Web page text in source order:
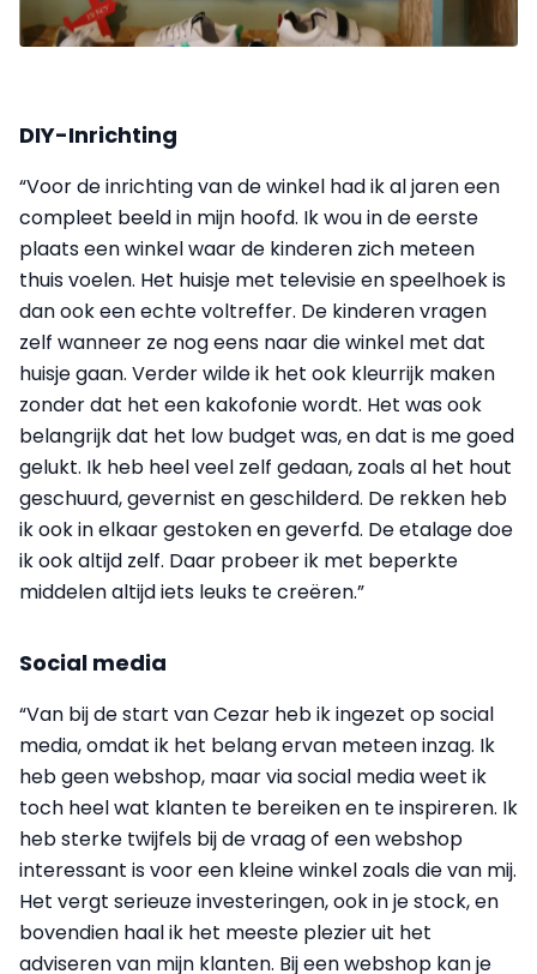
DIY-Inrichting
“Voor de inrichting van de winkel had ik al jaren een
compleet beeld in mijn hoofd. Ik wou in de eerste
plaats een winkel waar de kinderen zich meteen
thuis voelen. Het huisje met televisie en speelhoek is
dan ook een echte voltreffer. De kinderen vragen
zelf wanneer ze nog eens naar die winkel met dat
huisje gaan. Verder wilde ik het ook kleurrijk maken
zonder dat het een kakofonie wordt. Het was ook
belangrijk dat het low budget was, en dat is me goed
gelukt. Ik heb heel veel zelf gedaan, zoals al het hout
geschuurd, gevernist en geschilderd. De rekken heb
ik ook in elkaar gestoken en geverfd. De etalage doe
ik ook altijd zelf. Daar probeer ik met beperkte
middelen altijd iets leuks te creëren.”
Social media
“Van bij de start van Cezar heb ik ingezet op social
media, omdat ik het belang ervan meteen inzag. Ik
heb geen webshop, maar via social media weet ik
toch heel wat klanten te bereiken en te inspireren. Ik
heb sterke twijfels bij de vraag of een webshop
interessant is voor een kleine winkel zoals die van mij.
Het vergt serieuze investeringen, ook in je stock, en
bovendien haal ik het meeste plezier uit het
adviseren van mijn klanten. Bij een webshop kan je